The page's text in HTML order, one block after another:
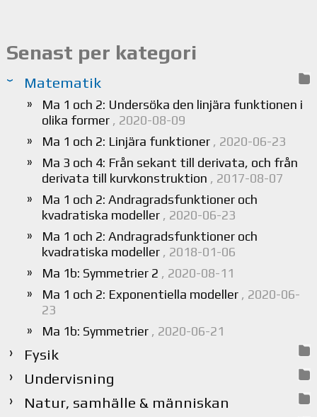
Senast per kategori
Matematik
Ma 1 och 2: Undersöka den linjära funktionen i
olika former , 2020-08-09
Ma 1 och 2: Linjära funktioner , 2020-06-23
Ma 3 och 4: Från sekant till derivata, och från
derivata till kurvkonstruktion , 2017-08-07
Ma 1 och 2: Andragradsfunktioner och
kvadratiska modeller , 2020-06-23
Ma 1 och 2: Andragradsfunktioner och
kvadratiska modeller , 2018-01-06
Ma 1b: Symmetrier 2 , 2020-08-11
Ma 1 och 2: Exponentiella modeller , 2020-06-
23
Ma 1b: Symmetrier , 2020-06-21
Fysik
Undervisning
Natur, samhälle & människan